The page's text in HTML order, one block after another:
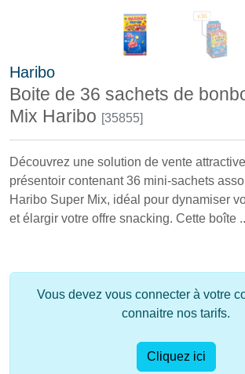
Haribo
Boite de 36 sachets de
Mix Haribo [35855]
Découvrez une solution de vente
présentoir contenant 36 mini-sachets
Haribo Super Mix, idéal pour dynamiser
et élargir votre offre snacking. Cette boîte
Vous devez vous connecter à votre
connaitre nos tarifs.
Cliquez ici